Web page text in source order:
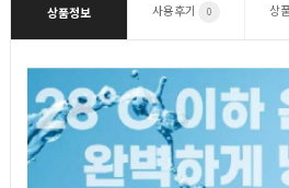
상품정보 사용후기 0 상